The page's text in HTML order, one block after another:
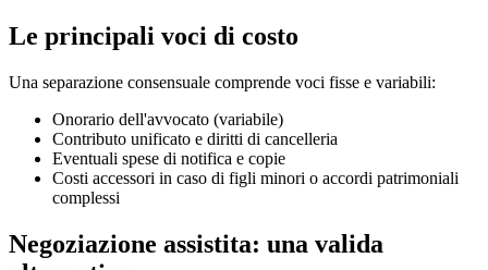
Le principali voci di costo
Una separazione consensuale comprende voci fisse e variabili:
Onorario dell'avvocato (variabile)
Contributo unificato e diritti di cancelleria
Eventuali spese di notifica e copie
Costi accessori in caso di figli minori o accordi patrimoniali
complessi
Negoziazione assistita: una valida